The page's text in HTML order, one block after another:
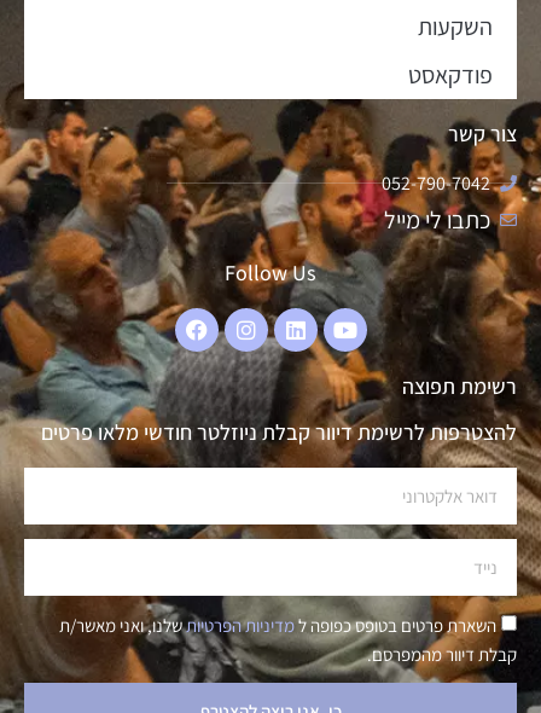
השקעות
פודקאסט
צור קשר
052-790-7042
כתבו לי מייל
Follow Us
רשימת תפוצה
להצטרפות לרשימת דיוור קבלת ניוזלטר חודשי מלאו פרטים
השארת פרטים בטופס כפופה למדיניות הפרטיותשלנו, ואני מאשר/ת
קבלת דיוור מהמפרסם.